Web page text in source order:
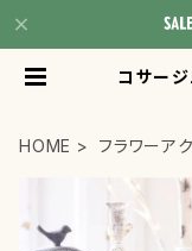
コサー
HOME フラワーア